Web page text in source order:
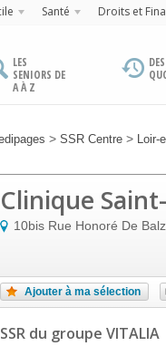
Santé Droits et
LES
SENIORS DE
A À Z
> SSR Centre > Loir-
Clinique
10bis Rue Honoré De
Ajouter à ma sélection
SSR du groupe VITALIA